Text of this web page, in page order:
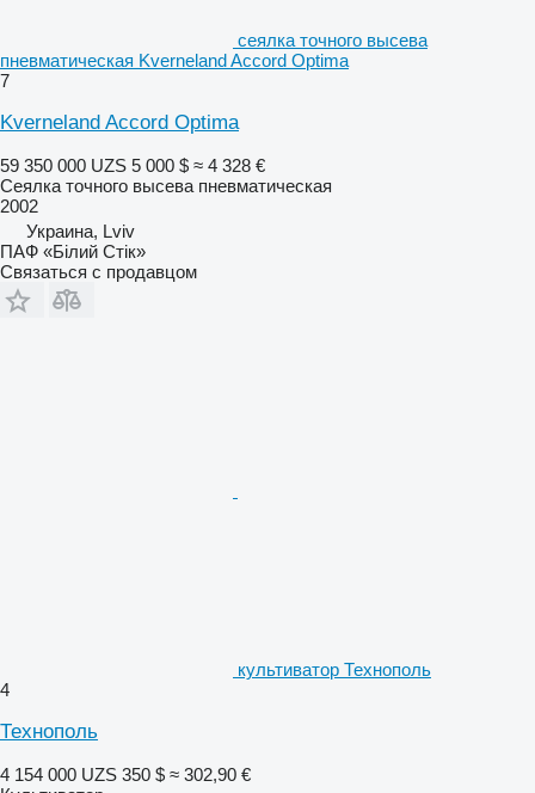
сеялка точного высева
пневматическая Kverneland Accord Optima
7
Kverneland Accord Optima
59 350 000 UZS 5 000 $ ≈ 4 328 €
Сеялка точного высева пневматическая
2002
Украина, Lviv
ПАФ «Білий Стік»
Связаться с продавцом
культиватор Технополь
4
Технополь
4 154 000 UZS 350 $ ≈ 302,90 €